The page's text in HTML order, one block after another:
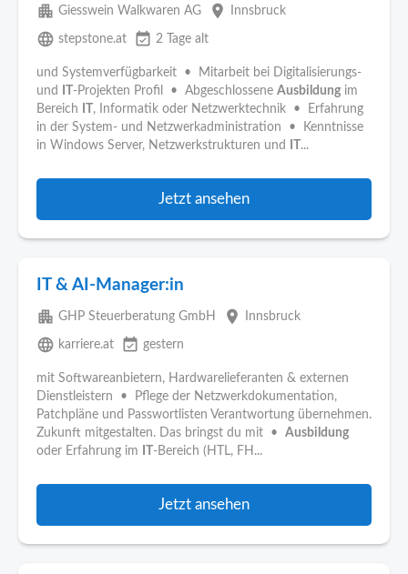
apartment Giesswein Walkwaren AG place Innsbruck
language stepstone.at event_available 2 Tage alt
und Systemverfügbarkeit • Mitarbeit bei Digitalisierungs-
und
-Projekten Profil • Abgeschlossene Ausbildung im
Bereich
, Informatik oder Netzwerktechnik • Erfahrung
in der System- und Netzwerkadministration • Kenntnisse
in Windows Server, Netzwerkstrukturen und
...
Jetzt ansehen
IT & AI-Manager:in
apartment GHP Steuerberatung GmbH place Innsbruck
language karriere.at event_available gestern
mit Softwareanbietern, Hardwarelieferanten & externen
Dienstleistern • Pflege der Netzwerkdokumentation,
Patchpläne und Passwortlisten Verantwortung übernehmen.
Zukunft mitgestalten. Das bringst du mit • Ausbildung
oder Erfahrung im
-Bereich (HTL, FH...
Jetzt ansehen